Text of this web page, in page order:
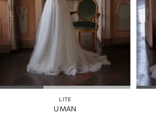
ЮБКЕ
ВЫРЕЗ
LITE
UMAN